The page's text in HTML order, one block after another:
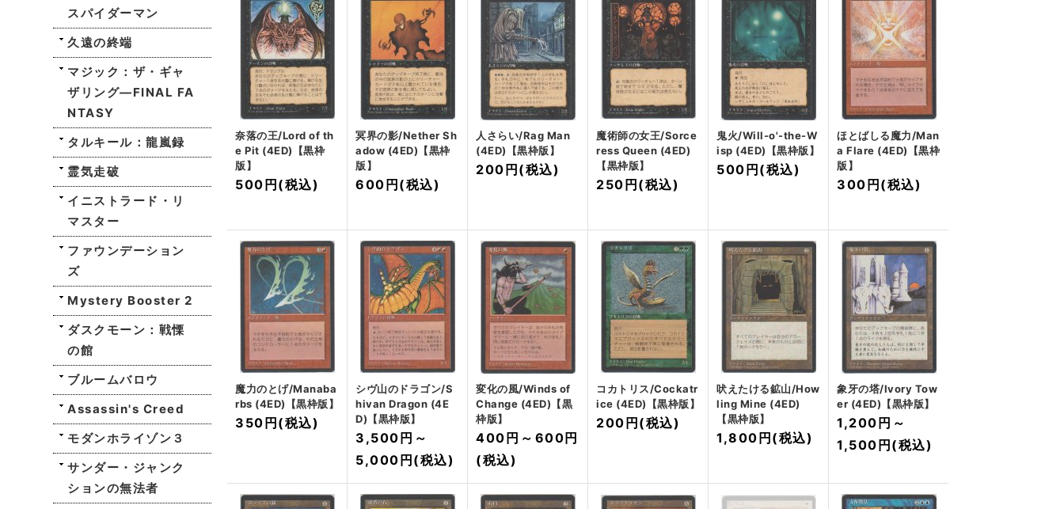
スパイダーマン
久遠の終端
マジック：ザ・ギャ
ザリング—FINAL FA
NTASY
タルキール：龍嵐録
霊気走破
イニストラード・リ
マスター
ファウンデーション
ズ
Mystery Booster 2
ダスクモーン：戦慄
の館
ブルームバロウ
Assassin's Creed
モダンホライゾン３
サンダー・ジャンク
ションの無法者
奈落の王/Lord of th
e Pit (4ED)【黒枠
版】
500円 (税込)
冥界の影/Nether Sh
adow (4ED)【黒枠
版】
600円 (税込)
人さらい/Rag Man
(4ED)【黒枠版】
200円 (税込)
魔術師の女王/Sorce
ress Queen (4ED)
【黒枠版】
250円 (税込)
鬼火/Will-o'-the-W
isp (4ED)【黒枠版】
500円 (税込)
ほとばしる魔力/Man
a Flare (4ED)【黒枠
版】
300円 (税込)
魔力のとげ/Manaba
rbs (4ED)【黒枠版】
350円 (税込)
シヴ山のドラゴン/S
hivan Dragon (4E
D)【黒枠版】
3,500円 ～
5,000円 (税込)
変化の風/Winds of
Change (4ED)【黒
枠版】
400円 ～ 600円
(税込)
コカトリス/Cockatr
ice (4ED)【黒枠版】
200円 (税込)
吠えたける鉱山/How
ling Mine (4ED)
【黒枠版】
1,800円 (税込)
象牙の塔/Ivory Tow
er (4ED)【黒枠版】
1,200円 ～
1,500円 (税込)